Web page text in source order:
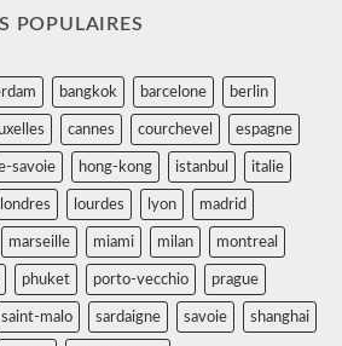
POPULAIRES
bangkok barcelone berlin
cannes courchevel espagne
savoie hong-kong istanbul italie
londres lourdes lyon madrid
marseille miami milan montreal
phuket porto-vecchio prague
saint-malo sardaigne savoie shanghai